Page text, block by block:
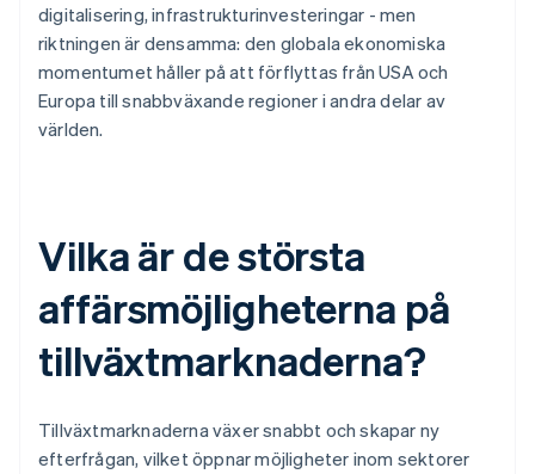
digitalisering, infrastrukturinvesteringar - men
riktningen är densamma: den globala ekonomiska
momentumet håller på att förflyttas från USA och
Europa till snabbväxande regioner i andra delar av
världen.
Vilka är de största
affärsmöjligheterna på
tillväxtmarknaderna?
Tillväxtmarknaderna växer snabbt och skapar ny
efterfrågan, vilket öppnar möjligheter inom sektorer